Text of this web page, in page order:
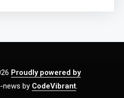
Proudly powered by
news by CodeVibrant.